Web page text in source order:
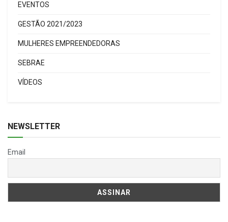
EVENTOS
GESTÃO 2021/2023
MULHERES EMPREENDEDORAS
SEBRAE
VÍDEOS
NEWSLETTER
Email